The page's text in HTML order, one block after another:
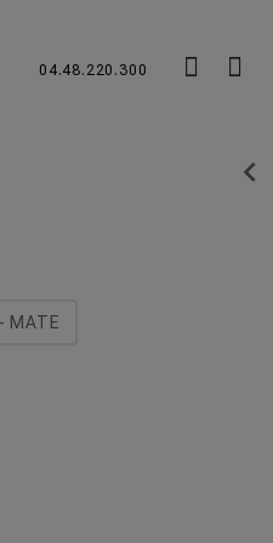
04.48.220.300
chevron_left
MATE